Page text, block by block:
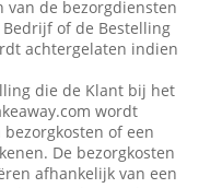
van de bezorgdiensten
Bedrijf of de Bestelling
achtergelaten indien
die de Klant bij het
wordt
bezorgkosten of een
De bezorgkosten
afhankelijk van een